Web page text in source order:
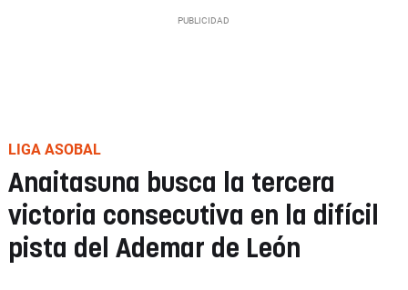
LIGA ASOBAL
Anaitasuna busca la tercera
victoria consecutiva en la difícil
pista del Ademar de León